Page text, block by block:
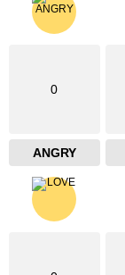
0
ANGRY